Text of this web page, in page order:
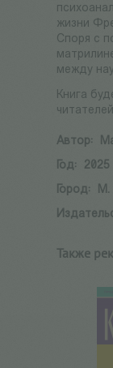
жизни
Споря с
между
Книга
Автор:
Год:
2025
Город:
М.
Также